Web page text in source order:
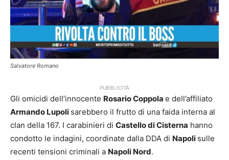
Salvatore Romano
PUBBLICITÀ
Gli omicidi dell’innocente Rosario Coppola e dell’affiliato
Armando Lupoli sarebbero il frutto di una faida interna al
clan della 167. I carabinieri di Castello di Cisterna hanno
condotto le indagini, coordinate dalla DDA di Napoli sulle
recenti tensioni criminali a Napoli Nord.